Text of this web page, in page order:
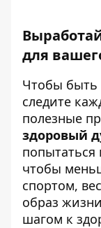
для
Чтобы быть
следите
полезные
здоровый
попытаться
чтобы
спортом,
образ
шагом к